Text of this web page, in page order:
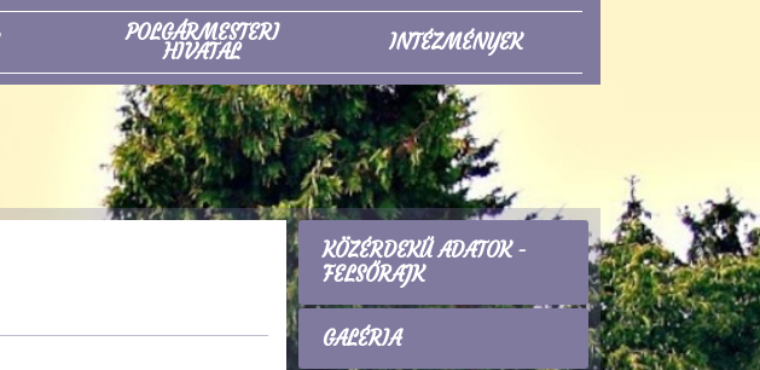
POLGÁRMESTERI
HIVATAL INTÉZMÉNYEK
KÖZÉRDEKŰ ADATOK -
FELSŐRAJK
GALÉRIA